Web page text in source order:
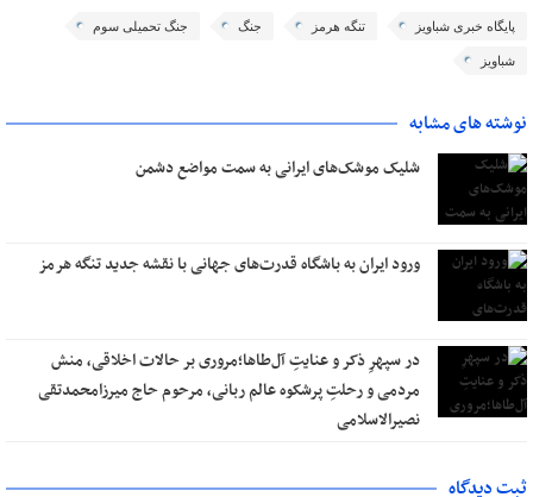
پایگاه خبری شباویز تنگه هرمز جنگ جنگ تحمیلی سوم
شباویز
نوشته های مشابه
شلیک موشک‌های ایرانی به سمت مواضع دشمن
ورود ایران به باشگاه قدرت‌های جهانی با نقشه جدید تنگه هرمز
در سپهرِ ذکر و عنایتِ آل‌طاها؛مروری بر حالات اخلاقی، منش
مردمی و رحلتِ پرشکوه عالم ربانی، مرحوم حاج میرزامحمدتقی
نصیرالاسلامی
ثبت دیدگاه